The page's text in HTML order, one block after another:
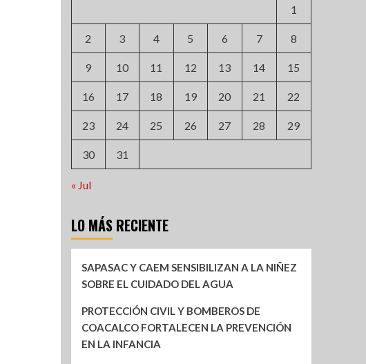
1
2 3 4 5 6 7 8
9 10 11 12 13 14 15
16 17 18 19 20 21 22
23 24 25 26 27 28 29
30 31
« Jul
LO MÁS RECIENTE
SAPASAC Y CAEM SENSIBILIZAN A LA NIÑEZ
SOBRE EL CUIDADO DEL AGUA
PROTECCIÓN CIVIL Y BOMBEROS DE
COACALCO FORTALECEN LA PREVENCIÓN
EN LA INFANCIA